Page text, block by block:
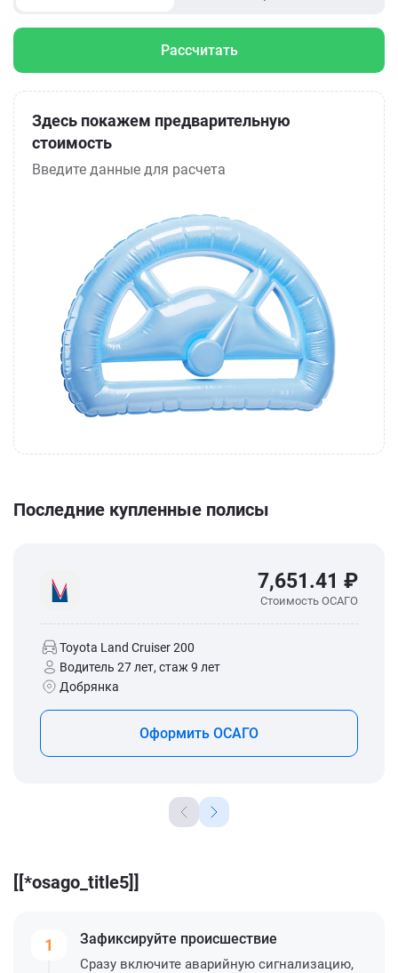
Рассчитать
Здесь покажем предварительную
стоимость
Введите данные для расчета
Последние купленные полисы
7,651.41 ₽
Стоимость ОСАГО
Toyota Land Cruiser 200
Водитель 27 лет, стаж 9 лет
Добрянка
Оформить ОСАГО
[[*osago_title5]]
1 Зафиксируйте происшествие
Сразу включите аварийную сигнализацию,